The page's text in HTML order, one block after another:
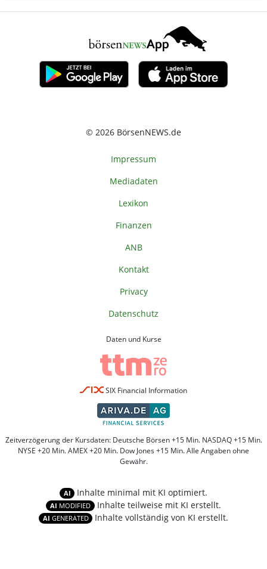
© 2026 BörsenNEWS.de
Impressum
Mediadaten
Lexikon
Finanzen
ANB
Kontakt
Privacy
Datenschutz
Daten und Kurse
SIX Financial Information
Zeitverzögerung der Kursdaten: Deutsche Börsen +15 Min. NASDAQ +15 Min.
NYSE +20 Min. AMEX +20 Min. Dow Jones +15 Min. Alle Angaben ohne
Gewähr.
AI Inhalte minimal mit KI optimiert.
AI MODIFIED Inhalte teilweise mit KI erstellt.
AI GENERATED Inhalte vollständig von KI erstellt.